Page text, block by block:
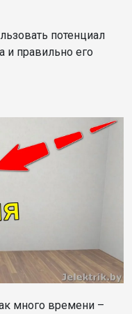
потенциал
и правильно его
много времени –